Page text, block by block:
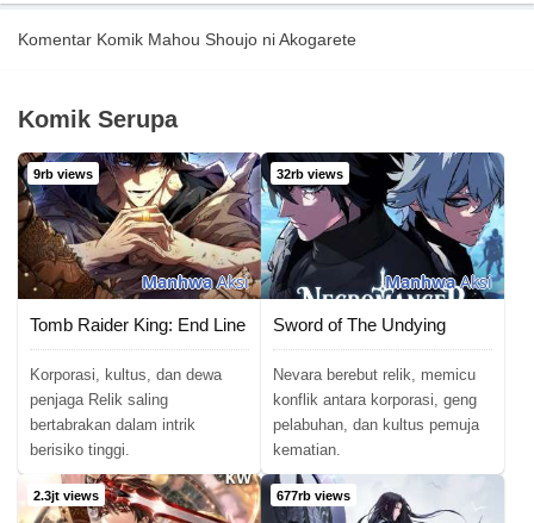
Komentar Komik Mahou Shoujo ni Akogarete
Komik Serupa
9rb views
ManhwaAksi
Tomb Raider King: End Line
Korporasi, kultus, dan dewa
penjaga Relik saling
bertabrakan dalam intrik
berisiko tinggi.
32rb views
ManhwaAksi
Sword of The Undying
Nevara berebut relik, memicu
konflik antara korporasi, geng
pelabuhan, dan kultus pemuja
kematian.
2.3jt views 677rb views